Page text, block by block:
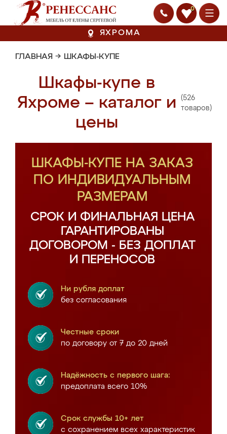
0
ЯХРОМА
ГЛАВНАЯ → ШКАФЫ-КУПЕ
Шкафы-купе в
Яхроме – каталог и
цены
(526
товаров)
ШКАФЫ-КУПЕ НА ЗАКАЗ
ПО ИНДИВИДУАЛЬНЫМ
РАЗМЕРАМ
СРОК И ФИНАЛЬНАЯ ЦЕНА
ГАРАНТИРОВАНЫ
ДОГОВОРОМ - БЕЗ ДОПЛАТ
И ПЕРЕНОСОВ
Ни рубля доплат
без согласования
Честные сроки
по договору от 7 до 20 дней
Надёжность с первого шага:
предоплата всего 10%
Срок службы 10+ лет
с сохранением всех характеристик